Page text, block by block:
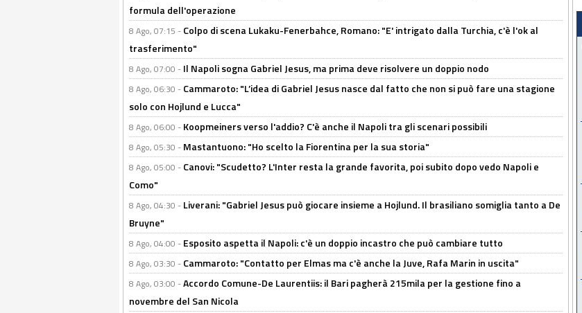
formula dell'operazione
8 Ago, 07:15 - Colpo di scena Lukaku-Fenerbahce, Romano: "E' intrigato dalla Turchia, c'è l'ok al
trasferimento"
8 Ago, 07:00 - Il Napoli sogna Gabriel Jesus, ma prima deve risolvere un doppio nodo
8 Ago, 06:30 - Cammaroto: "L’idea di Gabriel Jesus nasce dal fatto che non si può fare una stagione
solo con Hojlund e Lucca"
8 Ago, 06:00 - Koopmeiners verso l'addio? C'è anche il Napoli tra gli scenari possibili
8 Ago, 05:30 - Mastantuono: "Ho scelto la Fiorentina per la sua storia"
8 Ago, 05:00 - Canovi: "Scudetto? L'Inter resta la grande favorita, poi subito dopo vedo Napoli e
Como"
8 Ago, 04:30 - Liverani: "Gabriel Jesus può giocare insieme a Hojlund. Il brasiliano somiglia tanto a De
Bruyne"
8 Ago, 04:00 - Esposito aspetta il Napoli: c'è un doppio incastro che può cambiare tutto
8 Ago, 03:30 - Cammaroto: "Contatto per Elmas ma c'è anche la Juve, Rafa Marin in uscita"
8 Ago, 03:00 -Accordo Comune-De Laurentiis: il Bari pagherà 215mila per la gestione fino a
novembre del San Nicola